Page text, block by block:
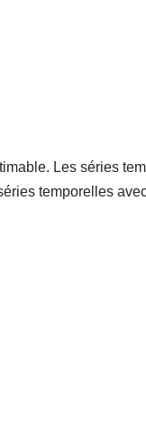
Les séries
temporelles